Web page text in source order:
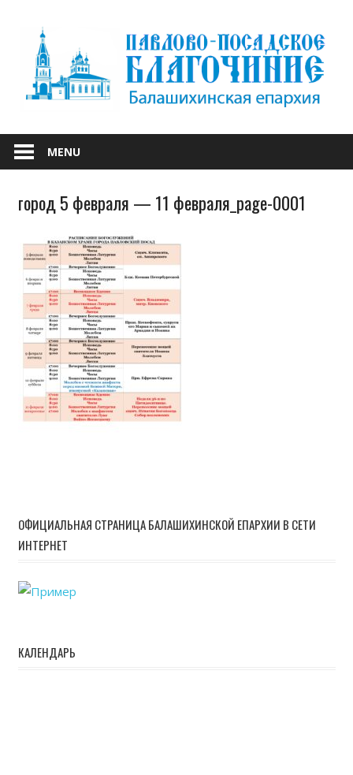
content
ПАВЛОВО-
ПОСАДСКОЕ
БЛАГОЧИНИЕ
MENU
город 5 февраля — 11 февраля_page-0001
ОФИЦИАЛЬНАЯ СТРАНИЦА БАЛАШИХИНСКОЙ ЕПАРХИИ В СЕТИ
ИНТЕРНЕТ
КАЛЕНДАРЬ